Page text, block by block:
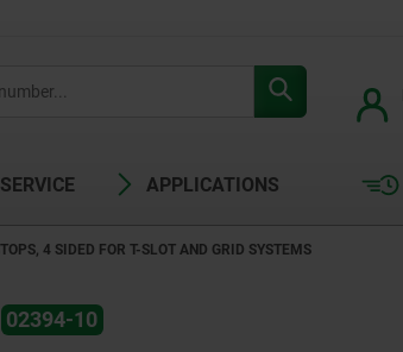
SERVICE APPLICATIONS
4 SIDED FOR T-SLOT AND GRID SYSTEMS
02394-10